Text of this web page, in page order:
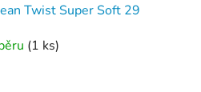
Twist Super Soft 29
(1 ks)